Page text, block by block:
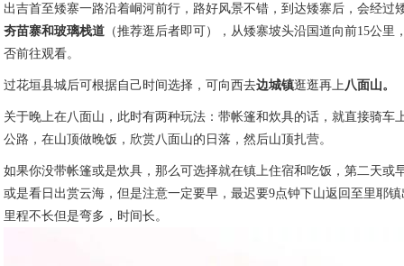
出吉首至矮寨一路沿着峒河前行，路好风景不错，到达矮寨后，会经过
夯苗寨和玻璃栈道 （推荐逛后者即可），从矮寨坡头沿国道向前15公里
否前往观看。
过花垣县城后可根据自己时间选择，可向西去边城镇逛逛再上八面山。
关于晚上在八面山，此时有两种玩法：带帐篷和炊具的话，就直接骑车
公路，在山顶做晚饭，欣赏八面山的日落，然后山顶扎营。
如果你没带帐篷或是炊具，那么可选择就在镇上住宿和吃饭，第二天或
或是看日出赏云海，但是注意一定要早，最迟要9点钟下山返回至里耶
里程不长但是弯多，时间长。